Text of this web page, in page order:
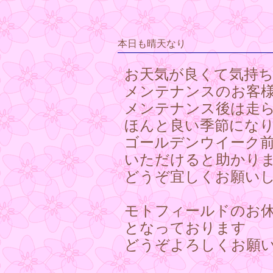
本日も晴天なり
お天気が良くて気持
メンテナンスのお客
メンテナンス後は走
ほんと良い季節にな
ゴールデンウイーク
いただけると助かり
どうぞ宜しくお願い
モトフィールドのお
となっております
どうぞよろしくお願